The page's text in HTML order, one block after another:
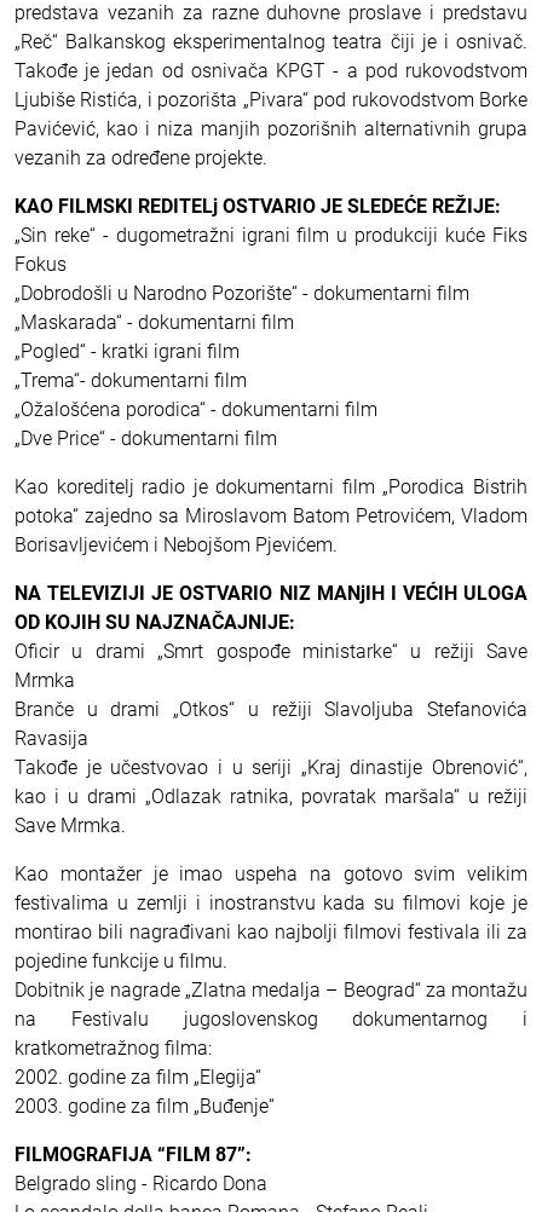
predstava vezanih za razne duhovne proslave i predstavu
„Reč“ Balkanskog eksperimentalnog teatra čiji je i osnivač.
Takođe je jedan od osnivača KPGT - a pod rukovodstvom
Ljubiše Ristića, i pozorišta „Pivara“ pod rukovodstvom Borke
Pavićević, kao i niza manjih pozorišnih alternativnih grupa
vezanih za određene projekte.
KAO FILMSKI REDITELj OSTVARIO JE SLEDEĆE REŽIJE:
„Sin reke“ - dugometražni igrani film u produkciji kuće Fiks
Fokus
„Dobrodošli u Narodno Pozorište“ - dokumentarni film
„Maskarada“ - dokumentarni film
„Pogled“ - kratki igrani film
„Trema“- dokumentarni film
„Ožalošćena porodica“ - dokumentarni film
„Dve Price“ - dokumentarni film
Kao koreditelj radio je dokumentarni film „Porodica Bistrih
potoka“ zajedno sa Miroslavom Batom Petrovićem, Vladom
Borisavljevićem i Nebojšom Pjevićem.
NA TELEVIZIJI JE OSTVARIO NIZ MANjIH I VEĆIH ULOGA
OD KOJIH SU NAJZNAČAJNIJE:
Oficir u drami „Smrt gospođe ministarke“ u režiji Save
Mrmka
Branče u drami „Otkos“ u režiji Slavoljuba Stefanovića
Ravasija
Takođe je učestvovao i u seriji „Kraj dinastije Obrenović“,
kao i u drami „Odlazak ratnika, povratak maršala“ u režiji
Save Mrmka.
Kao montažer je imao uspeha na gotovo svim velikim
festivalima u zemlji i inostranstvu kada su filmovi koje je
montirao bili nagrađivani kao najbolji filmovi festivala ili za
pojedine funkcije u filmu.
Dobitnik je nagrade „Zlatna medalja – Beograd“ za montažu
na Festivalu jugoslovenskog dokumentarnog i
kratkometražnog filma:
2002. godine za film „Elegija“
2003. godine za film „Buđenje“
FILMOGRAFIJA “FILM 87”:
Belgrado sling - Ricardo Dona